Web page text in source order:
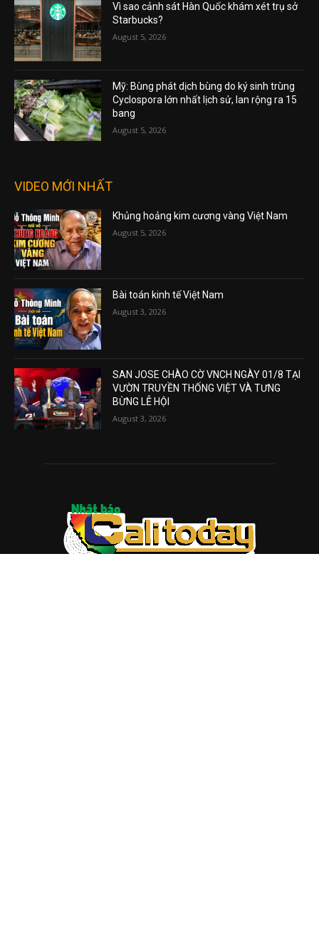
Vì sao cảnh sát Hàn Quốc khám xét trụ sở
Starbucks?
August 5, 2026
Mỹ: Bùng phát dịch bùng do ký sinh trùng
Cyclospora lớn nhất lịch sử, lan rộng ra 15
bang
August 5, 2026
VIDEO MỚI NHẤT
Khủng hoảng kim cương vàng Việt Nam
August 5, 2026
Bài toán kinh tế Việt Nam
August 3, 2026
SAN JOSE CHÀO CỜ VNCH NGÀY 01/8 TẠI
VƯỜN TRUYỀN THỐNG VIỆT VÀ TƯNG
BỪNG LỄ HỘI
August 3, 2026